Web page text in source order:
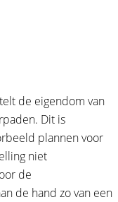
de eigendom van
Dit is
plannen voor
niet
de
de hand zo van een